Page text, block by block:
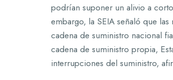
podrían suponer un alivio a
embargo, la SEIA señaló que
cadena de suministro nacional
cadena de suministro propia,
interrupciones del suministro,